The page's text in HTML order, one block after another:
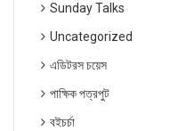
Sunday Talks
Uncategorized
এডিটরস চয়েস
পাক্ষিক পত্রপুট
বইচর্চা